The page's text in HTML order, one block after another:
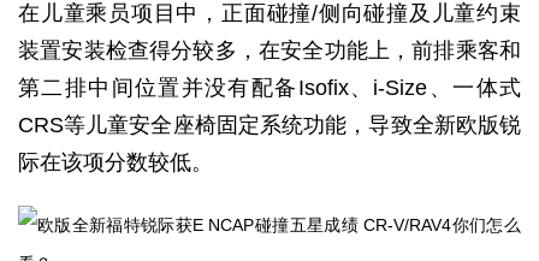
在儿童乘员项目中，正面碰撞/侧向碰撞及儿童约束
装置安装检查得分较多，在安全功能上，前排乘客和
第二排中间位置并没有配备Isofix、i-Size、一体式
CRS等儿童安全座椅固定系统功能，导致全新欧版锐
际在该项分数较低。